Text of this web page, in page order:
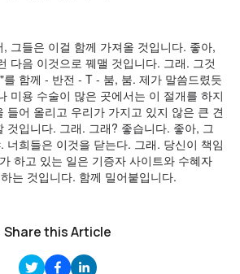
그들은 이걸 함께 가져올 것입니다. 좋아,
다음 이것으로 꿰맬 것입니다. 그래. 그것
함께 - 반전 - T - 붐, 붐. 제가 말씀드렸듯
미용 수술이 많은 곳에서는 이 절개를 하지
들어 올리고 우리가 가지고 있지 않은 큰 견
것입니다. 그래. 그래? 좋습니다. 좋아, 그
너희들은 이것을 닫는다. 그래. 당신이 책임
하고 있는 일은 기증자 사이트와 수혜자
는 것입니다. 함께 밀어붙입니다.
Share this Article